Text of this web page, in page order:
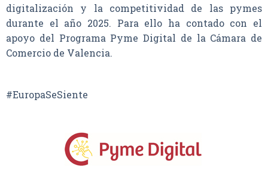
digitalización y la competitividad de las pymes
durante el año 2025. Para ello ha contado con el
apoyo del Programa Pyme Digital de la Cámara de
Comercio de Valencia.
#EuropaSeSiente